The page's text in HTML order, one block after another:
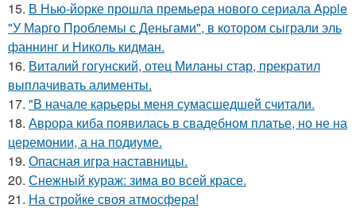
15. В Нью-йорке прошла премьера нового сериала Apple
"У Марго Проблемы с Деньгами", в котором сыграли эль
фаннинг и Николь кидман.
16. Виталий гогунский, отец Миланы стар, прекратил
выплачивать алименты.
17. "В начале карьеры меня сумасшедшей считали.
18. Аврора киба появилась в свадебном платье, но не на
церемонии, а на подиуме.
19. Опасная игра наставницы.
20. Снежный кураж: зима во всей красе.
21. На стройке своя атмосфера!